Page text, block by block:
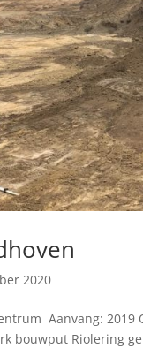
2020
Aanvang:
bouwput Riolering